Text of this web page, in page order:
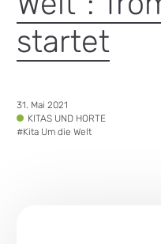
startet
Datum:
31. Mai 2021
Tags:KITAS UND HORTE
#Kita Um die Welt